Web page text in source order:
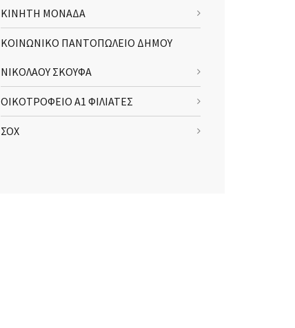
ΚΙΝΗΤΗ ΜΟΝΑΔΑ
ΚΟΙΝΩΝΙΚΟ ΠΑΝΤΟΠΩΛΕΙΟ ΔΗΜΟΥ
ΝΙΚΟΛΑΟΥ ΣΚΟΥΦΑ
ΟΙΚΟΤΡΟΦΕΙΟ Α1 ΦΙΛΙΑΤΕΣ
ΣΟΧ